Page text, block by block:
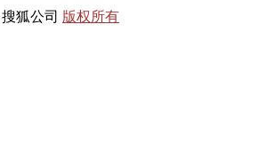
狐公司 版权所有